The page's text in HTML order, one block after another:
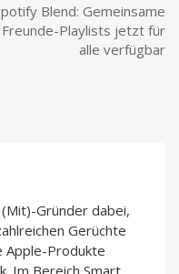
Blend: Gemeinsame
Freunde-Playlists jetzt für
alle verfügbar
Gründer dabei,
Gerüchte
Apple-Produkte
Im Bereich Smart